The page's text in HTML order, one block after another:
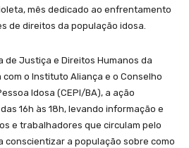
mês dedicado ao enfrentamento
de direitos da população idosa.
de Justiça e Direitos Humanos da
com o Instituto Aliança e o Conselho
Idosa (CEPI/BA), a ação
16h às 18h, levando informação e
e trabalhadores que circulam pelo
conscientizar a população sobre como